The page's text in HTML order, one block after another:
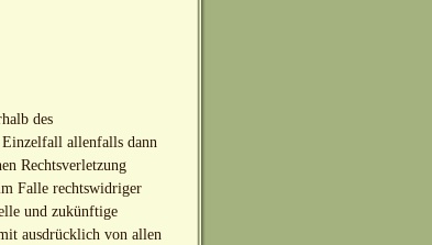
des
allenfalls dann
Rechtsverletzung
Falle rechtswidriger
und zukünftige
ausdrücklich von allen